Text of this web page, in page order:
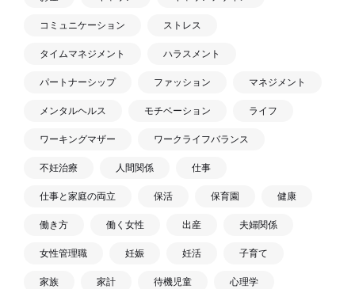
コミュニケーション ストレス
タイムマネジメント ハラスメント
パートナーシップ ファッション マネジメント
メンタルヘルス モチベーション ライフ
ワーキングマザー ワークライフバランス
不妊治療 人間関係 仕事
仕事と家庭の両立 保活 保育園 健康
働き方 働く女性 出産 夫婦関係
女性管理職 妊娠 妊活 子育て
家族 家計 待機児童 心理学